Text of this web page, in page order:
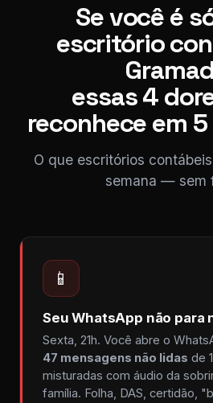
Se você é
escritório
essas 4
reconhece em
O que escritórios
semana — sem
📱
Seu WhatsApp não para
Sexta, 21h. Você abre o
47 mensagens não lidas de
misturadas com áudio da
família. Folha, DAS, certidão,